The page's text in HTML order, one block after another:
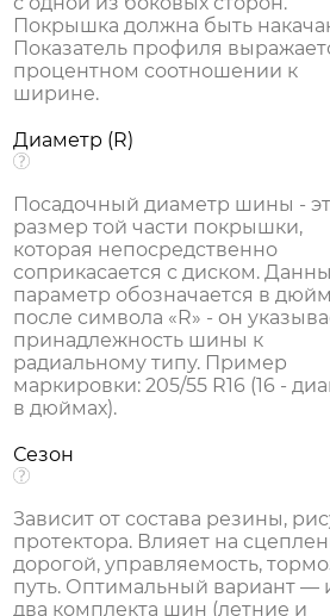
Покрышка должна быть
Показатель профиля
процентном соотношении к
ширине.
Диаметр (R)
Посадочный диаметр шины -
размер той части покрышки,
которая непосредственно
соприкасается с диском.
параметр обозначается в
после символа «R» - он
принадлежность шины к
радиальному типу. Пример
маркировки: 205/55 R16 (16 -
в дюймах).
Сезон
Зависит от состава резины,
протектора. Влияет на
дорогой, управляемость,
путь. Оптимальный вариант —
два комплекта шин (летние и